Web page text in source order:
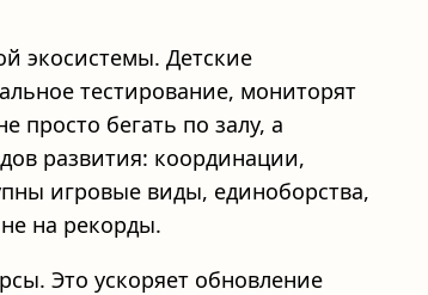
экосистемы. Детские
тестирование, мониторят
просто бегать по залу, а
развития: координации,
игровые виды, единоборства,
на рекорды.
Это ускоряет обновление